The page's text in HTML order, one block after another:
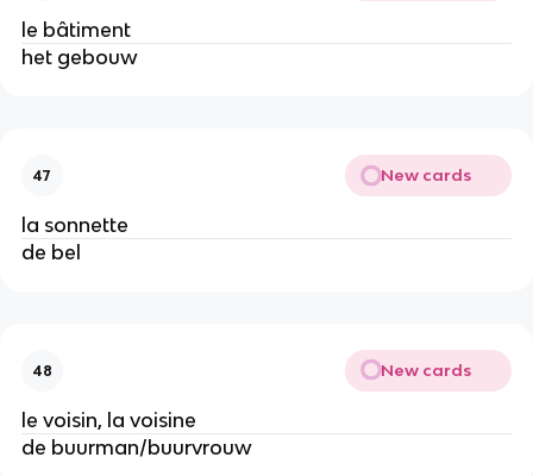
le bâtiment
het gebouw
47 New cards
la sonnette
de bel
48 New cards
le voisin, la voisine
de buurman/buurvrouw